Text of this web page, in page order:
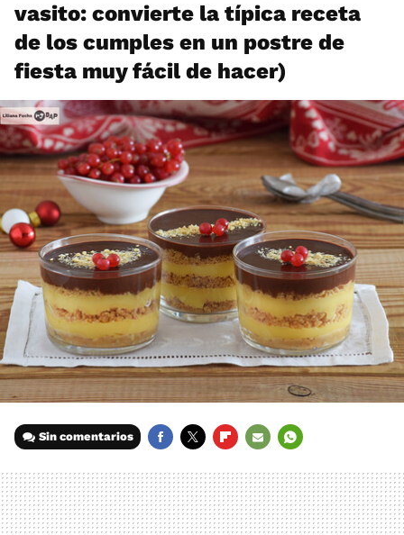
vasito: convierte la típica receta
de los cumples en un postre de
fiesta muy fácil de hacer)
Sin comentarios
MAIL